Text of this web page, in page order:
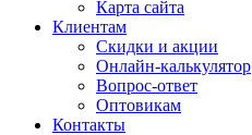
Карта сайта
Клиентам
Скидки и акции
Онлайн-калькулятор
Вопрос-ответ
Оптовикам
Контакты